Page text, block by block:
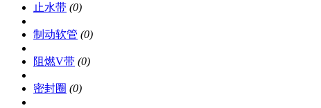
止水带 (0)
制动软管 (0)
阻燃V带 (0)
密封圈 (0)